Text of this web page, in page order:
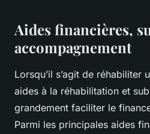
Aides financières,
accompagnement
Lorsqu’il s’agit de réhabiliter
aides à la réhabilitation et
grandement faciliter le
Parmi les principales aides